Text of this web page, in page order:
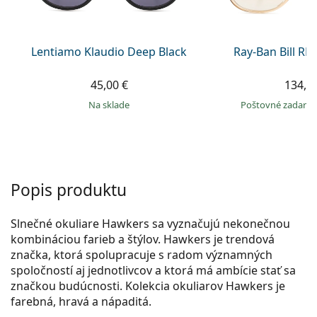
Persol
Lentiamo Klaudio Deep Black
45,00 €
na sklade
Ray-Ban Bill
Poštovné
Popis produktu
Slnečné okuliare Hawkers sa vyznačujú nekonečnou
kombináciou farieb a štýlov. Hawkers je trendová
značka, ktorá spolupracuje s radom významných
spoločností aj jednotlivcov a ktorá má ambície stať sa
značkou budúcnosti. Kolekcia okuliarov Hawkers je
farebná, hravá a nápaditá.